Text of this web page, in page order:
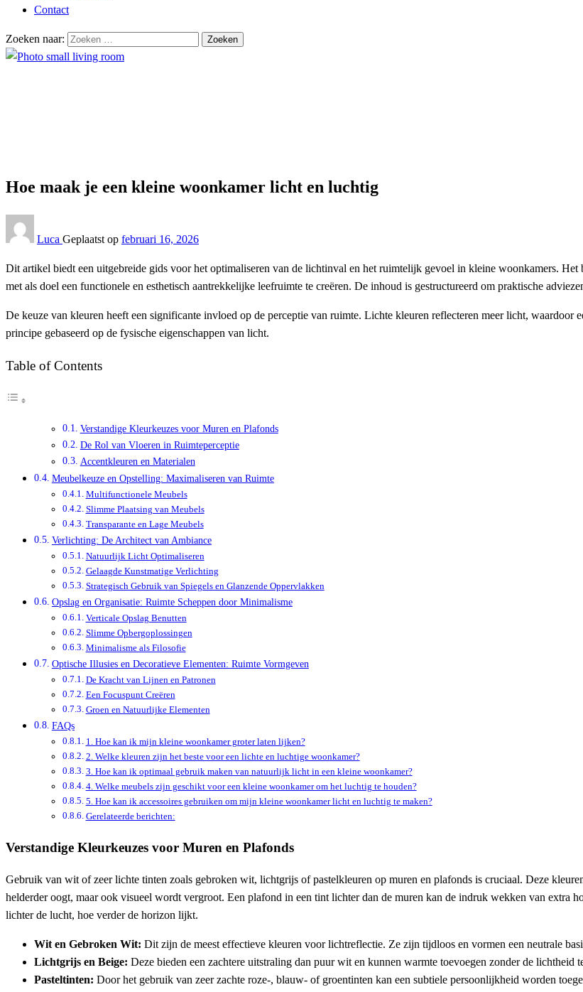
Contact
Zoeken naar:
Hoe maak je een kleine woonkamer licht en luchtig
Luca Geplaatst op februari 16, 2026
Dit artikel biedt een uitgebreide gids voor het optimaliseren van de lichtinval en het ruimtelijk gevoel in kleine woonkamers.
met als doel een functionele en esthetisch aantrekkelijke leefruimte te creëren. De inhoud is gestructureerd om praktische
De keuze van kleuren heeft een significante invloed op de perceptie van ruimte. Lichte kleuren reflecteren meer licht, waardoor
principe gebaseerd op de fysische eigenschappen van licht.
Table of Contents
Verstandige Kleurkeuzes voor Muren en Plafonds
De Rol van Vloeren in Ruimteperceptie
Accentkleuren en Materialen
Meubelkeuze en Opstelling: Maximaliseren van Ruimte
Multifunctionele Meubels
Slimme Plaatsing van Meubels
Transparante en Lage Meubels
Verlichting: De Architect van Ambiance
Natuurlijk Licht Optimaliseren
Gelaagde Kunstmatige Verlichting
Strategisch Gebruik van Spiegels en Glanzende Oppervlakken
Opslag en Organisatie: Ruimte Scheppen door Minimalisme
Verticale Opslag Benutten
Slimme Opbergoplossingen
Minimalisme als Filosofie
Optische Illusies en Decoratieve Elementen: Ruimte Vormgeven
De Kracht van Lijnen en Patronen
Een Focuspunt Creëren
Groen en Natuurlijke Elementen
FAQs
1. Hoe kan ik mijn kleine woonkamer groter laten lijken?
2. Welke kleuren zijn het beste voor een lichte en luchtige woonkamer?
3. Hoe kan ik optimaal gebruik maken van natuurlijk licht in een kleine woonkamer?
4. Welke meubels zijn geschikt voor een kleine woonkamer om het luchtig te houden?
5. Hoe kan ik accessoires gebruiken om mijn kleine woonkamer licht en luchtig te maken?
Gerelateerde berichten:
Verstandige Kleurkeuzes voor Muren en Plafonds
Gebruik van wit of zeer lichte tinten zoals gebroken wit, lichtgrijs of pastelkleuren op muren en plafonds is cruciaal. Deze
helderder oogt, maar ook visueel wordt vergroot. Een plafond in een tint lichter dan de muren kan de indruk wekken van extra
lichter de lucht, hoe verder de horizon lijkt.
Wit en Gebroken Wit: Dit zijn de meest effectieve kleuren voor lichtreflectie. Ze zijn tijdloos en vormen een neutrale
Lichtgrijs en Beige: Deze bieden een zachtere uitstraling dan puur wit en kunnen warmte toevoegen zonder de lichtheid
Pasteltinten: Door het gebruik van zeer zachte roze-, blauw- of groentinten kan een subtiele persoonlijkheid worden